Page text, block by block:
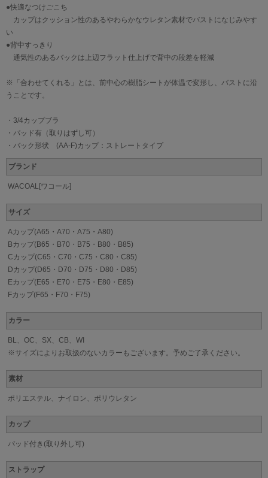
●快適なつけごこち
カップはクッション性のあるやわらかなウレタン素材でバストになじみやす
い
●背中すっきり
通気性のあるバックは上辺フラット仕上げで背中の段差を軽減
※「合わせてくれる」とは、前中心の樹脂シートが体温で変形し、バストに沿
うことです。
・3/4カップブラ
・パッド有（取りはずし可）
・バック形状 (AA-F)カップ：ストレートタイプ
ブランド
WACOAL[ワコール]
サイズ
Aカップ(A65・A70・A75・A80)
Bカップ(B65・B70・B75・B80・B85)
Cカップ(C65・C70・C75・C80・C85)
Dカップ(D65・D70・D75・D80・D85)
Eカップ(E65・E70・E75・E80・E85)
Fカップ(F65・F70・F75)
カラー
BL、OC、SX、CB、WI
※サイズによりお取扱のないカラーもございます。予めご了承ください。
素材
ポリエステル、ナイロン、ポリウレタン
カップ
パッド付き(取り外し可)
ストラップ